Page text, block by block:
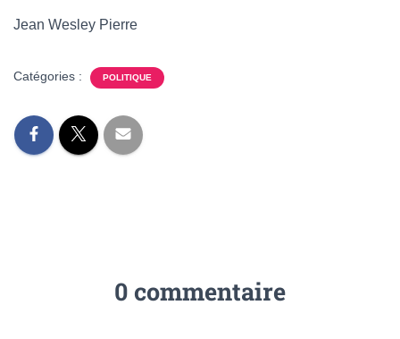
Jean Wesley Pierre
Catégories : POLITIQUE
0 commentaire